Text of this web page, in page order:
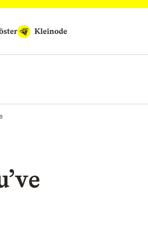
Kleinode